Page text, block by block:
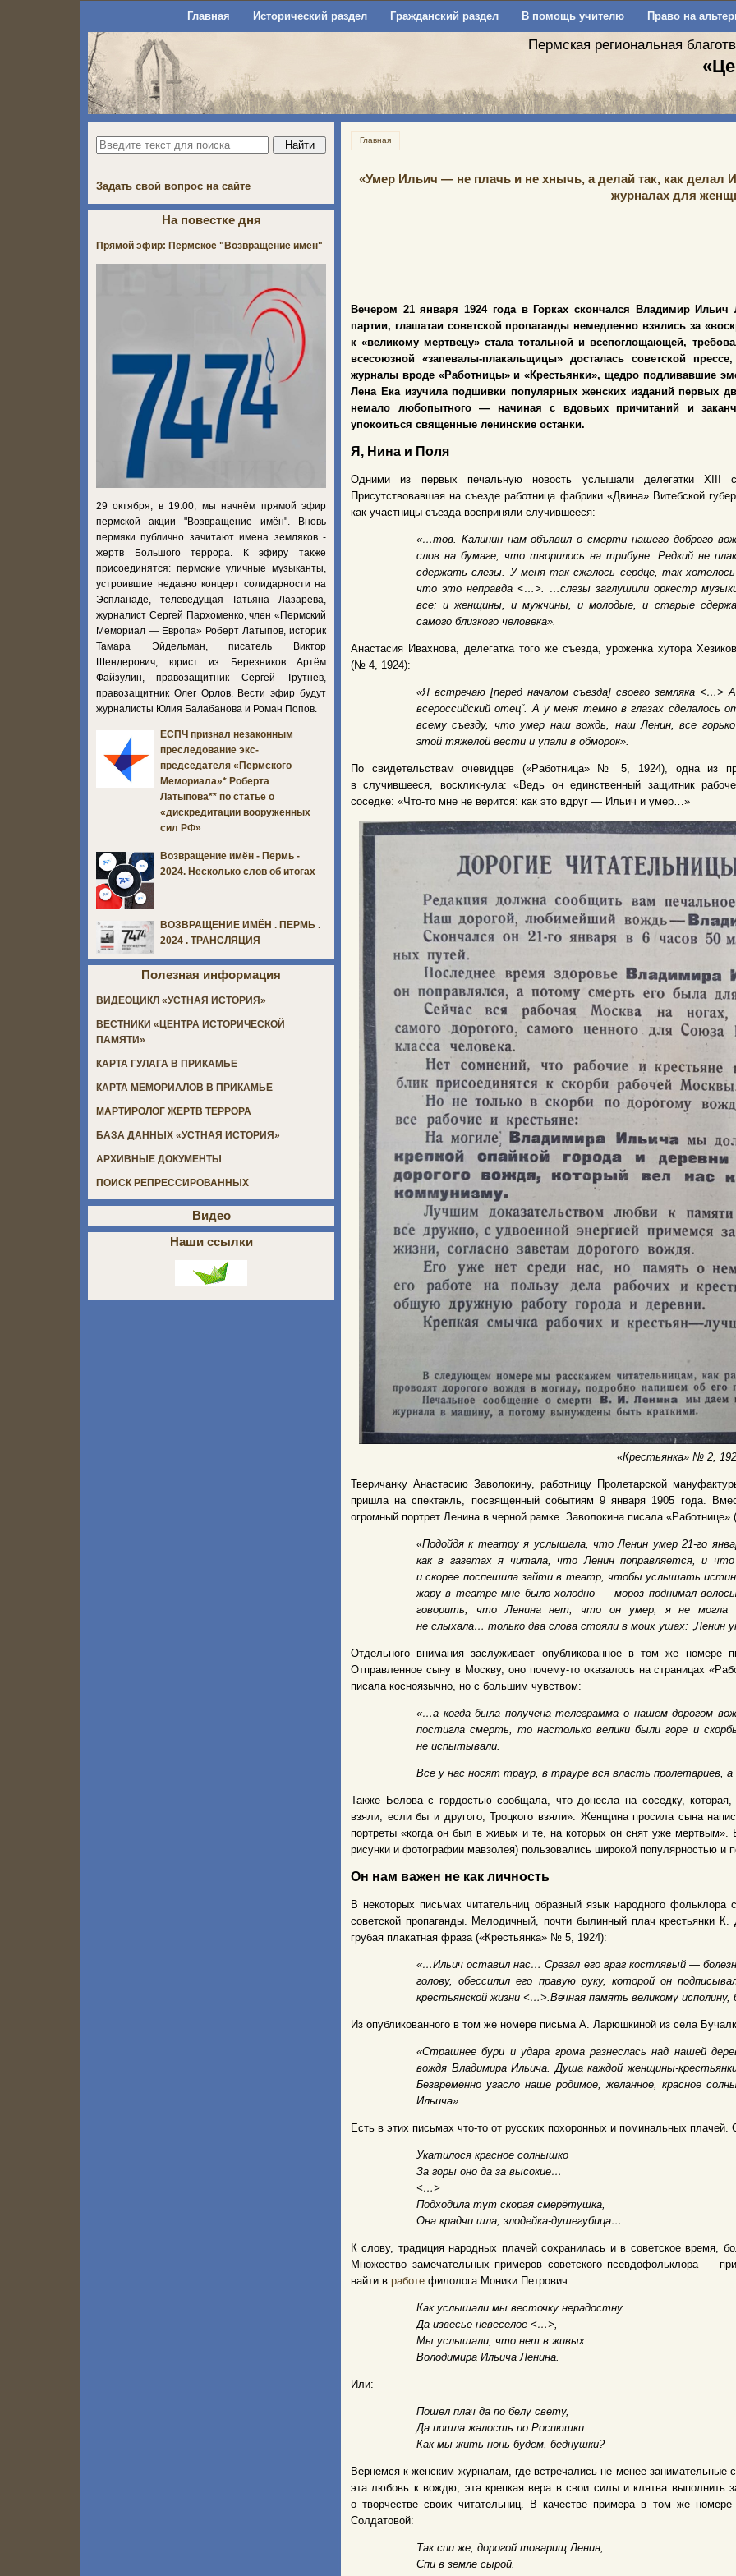
Главная Исторический раздел Гражданский раздел В помощь учителю Право на
Пермская региональная
Главная
«Умер Ильич — не плачь и не хнычь, а делай так, как делал
журналах для
Вечером 21 января 1924 года в Горках скончался Владимир
партии, глашатаи советской пропаганды немедленно взялись за
к «великому мертвецу» стала тотальной и всепоглощающей,
всесоюзной «запевалы-плакальщицы» досталась советской
журналы вроде «Работницы» и «Крестьянки», щедро подливавшие
Лена Ека изучила подшивки популярных женских изданий первых
немало любопытного — начиная с вдовьих причитаний и
упокоиться священные ленинские останки.
Я, Нина и Поля
Одними из первых печальную новость услышали делегатки XIII
Присутствовавшая на съезде работница фабрики «Двина» Витебской
как участницы съезда восприняли случившееся:
«…тов. Калинин нам объявил о смерти нашего доброго
слов на бумаге, что творилось на трибуне. Редкий не
сдержать слезы. У меня так сжалось сердце, так
что это неправда <…>. …слезы заглушили оркестр
все: и женщины, и мужчины, и молодые, и старые
самого близкого человека».
Анастасия Ивахнова, делегатка того же съезда, уроженка хутора
(№ 4, 1924):
«Я встречаю [перед началом съезда] своего земляка <…>
всероссийский отец“. А у меня темно в глазах сделалось
всему съезду, что умер наш вождь, наш Ленин, все
этой тяжелой вести и упали в обморок».
По свидетельствам очевидцев («Работница» № 5, 1924), одна из
в случившееся, воскликнула: «Ведь он единственный защитник
соседке: «Что-то мне не верится: как это вдруг — Ильич и умер…»
«Крестьянка» № 2,
Тверичанку Анастасию Заволокину, работницу Пролетарской
пришла на спектакль, посвященный событиям 9 января 1905 года.
огромный портрет Ленина в черной рамке. Заволокина писала
«Подойдя к театру я услышала, что Ленин умер 21-го
как в газетах я читала, что Ленин поправляется, и
и скорее поспешила зайти в театр, чтобы услышать
жару в театре мне было холодно — мороз поднимал
говорить, что Ленина нет, что он умер, я не могла
не слыхала… только два слова стояли в моих ушах: „Ленин
Отдельного внимания заслуживает опубликованное в том же номере
Отправленное сыну в Москву, оно почему-то оказалось на страницах
писала косноязычно, но с большим чувством:
«…а когда была получена телеграмма о нашем дорогом
постигла смерть, то настолько велики были горе и
не испытывали.
Все у нас носят траур, в трауре вся власть пролетариев,
Также Белова с гордостью сообщала, что донесла на соседку,
взяли, если бы и другого, Троцкого взяли». Женщина просила сына
портреты «когда он был в живых и те, на которых он снят уже
рисунки и фотографии мавзолея) пользовались широкой популярностью и
Он нам важен не как личность
В некоторых письмах читательниц образный язык народного
советской пропаганды. Мелодичный, почти былинный плач крестьянки
грубая плакатная фраза («Крестьянка» № 5, 1924):
«…Ильич оставил нас… Срезал его враг костлявый —
голову, обессилил его правую руку, которой он
крестьянской жизни <…>.Вечная память великому исполину,
Из опубликованного в том же номере письма А. Ларюшкиной из села
«Страшнее бури и удара грома разнеслась над нашей
вождя Владимира Ильича. Душа каждой женщины-
Безвременно угасло наше родимое, желанное, красное
Ильича».
Есть в этих письмах что-то от русских похоронных и поминальных плачей.
Укатилося красное солнышко
За горы оно да за высокие…
<…>
Подходила тут скорая смерётушка,
Она крадчи шла, злодейка-душегубица…
К слову, традиция народных плачей сохранилась и в советское время,
Множество замечательных примеров советского псевдофольклора —
найти в работе филолога Моники Петрович:
Как услышали мы весточку нерадостну
Да извесье невеселое <…>,
Мы услышали, что нет в живых
Володимира Ильича Ленина.
Или:
Пошел плач да по белу свету,
Да пошла жалость по Росиюшки:
Как мы жить нонь будем, беднушки?
Вернемся к женским журналам, где встречались не менее занимательные
эта любовь к вождю, эта крепкая вера в свои силы и клятва
о творчестве своих читательниц. В качестве примера в том же номере
Солдатовой:
Так спи же, дорогой товарищ Ленин,
Спи в земле сырой.
Задать свой вопрос на сайте
На повестке дня
Прямой эфир: Пермское "Возвращение имён"
29 октября, в 19:00, мы начнём прямой эфир
пермской акции "Возвращение имён". Вновь
пермяки публично зачитают имена земляков -
жертв Большого террора. К эфиру также
присоединятся: пермские уличные музыканты,
устроившие недавно концерт солидарности на
Эспланаде, телеведущая Татьяна Лазарева,
журналист Сергей Пархоменко, член «Пермский
Мемориал — Европа» Роберт Латыпов, историк
Тамара Эйдельман, писатель Виктор
Шендерович, юрист из Березников Артём
Файзулин, правозащитник Сергей Трутнев,
правозащитник Олег Орлов. Вести эфир будут
журналисты Юлия Балабанова и Роман Попов.
ЕСПЧ признал незаконным
преследование экс-
председателя «Пермского
Мемориала»* Роберта
Латыпова** по статье о
«дискредитации вооруженных
сил РФ»
Возвращение имён - Пермь -
2024. Несколько слов об итогах
ВОЗВРАЩЕНИЕ ИМЁН . ПЕРМЬ .
2024 . ТРАНСЛЯЦИЯ
Полезная информация
ВИДЕОЦИКЛ «УСТНАЯ ИСТОРИЯ»
ВЕСТНИКИ «ЦЕНТРА ИСТОРИЧЕСКОЙ
ПАМЯТИ»
КАРТА ГУЛАГА В ПРИКАМЬЕ
КАРТА МЕМОРИАЛОВ В ПРИКАМЬЕ
МАРТИРОЛОГ ЖЕРТВ ТЕРРОРА
БАЗА ДАННЫХ «УСТНАЯ ИСТОРИЯ»
АРХИВНЫЕ ДОКУМЕНТЫ
ПОИСК РЕПРЕССИРОВАННЫХ
Видео
Наши ссылки